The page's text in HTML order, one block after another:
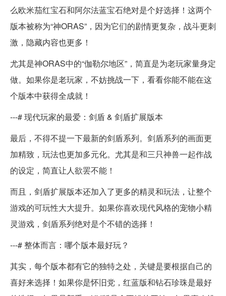
么欧米茄红宝石和阿尔法蓝宝石绝对是个好选择！这两个
版本被称为“神ORAS”，因为它们的剧情更复杂，战斗更刺
激，隐藏内容也更多！
尤其是神ORAS中的“伽勒尔地区”，简直是为老玩家量身定
做。如果你是老玩家，不妨挑战一下，看看你能不能在这
个版本中获得全成就！
---# 现代玩家的最爱：剑盾 & 剑盾扩展版本
最后，不得不提一下最新的剑盾系列。剑盾系列的画面更
加精致，玩法也更加多元化。尤其是和三只神兽一起作战
的设定，简直让人欲罢不能！
而且，剑盾扩展版本还加入了更多的精灵和玩法，让整个
游戏的可玩性大大提升。如果你喜欢现代风格的宠物小精
灵游戏，剑盾系列绝对是个不错的选择！
---# 整体而言：哪个版本最好玩？
其实，每个版本都有它的独特之处，关键是要根据自己的
喜好来选择！如果你是怀旧党，红蓝版和钻石珍珠是最好